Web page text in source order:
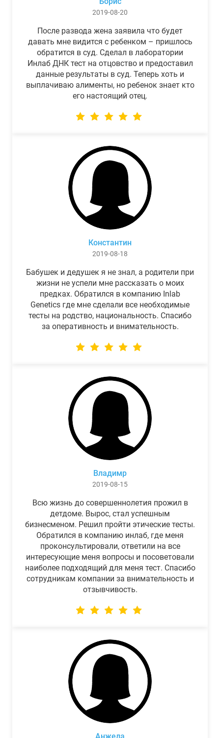
2019-08-20
После развода жена заявила что будет
давать мне видится с ребенком – пришлось
обратится в суд. Сделал в лаборатории
Инлаб ДНК тест на отцовство и предоставил
данные результаты в суд. Теперь хоть и
выплачиваю алименты, но ребенок знает кто
его настоящий отец.
Константин
2019-08-18
Бабушек и дедушек я не знал, а родители при
жизни не успели мне рассказать о моих
предках. Обратился в компанию Inlab
Genetics где мне сделали все необходимые
тесты на родство, национальность. Спасибо
за оперативность и внимательность.
Владимр
2019-08-15
Всю жизнь до совершеннолетия прожил в
детдоме. Вырос, стал успешным
бизнесменом. Решил пройти этические тесты.
Обратился в компанию инлаб, где меня
проконсультировали, ответили на все
интересующие меня вопросы и посоветовали
наиболее подходящий для меня тест. Спасибо
сотрудникам компании за внимательность и
отзывчивость.